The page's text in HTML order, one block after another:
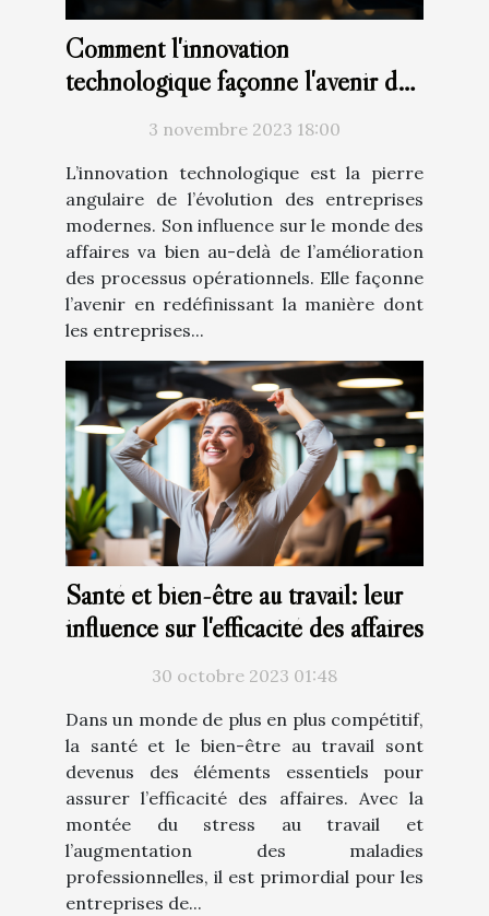
Comment l'innovation
technologique façonne l'avenir des
entreprises3 novembre 2023 18:00
L’innovation technologique est la pierre
angulaire de l’évolution des entreprises
modernes. Son influence sur le monde des
affaires va bien au-delà de l’amélioration
des processus opérationnels. Elle façonne
l’avenir en redéfinissant la manière dont
les entreprises...
Santé et bien-être au travail: leur
influence sur l'efficacité des affaires
30 octobre 2023 01:48
Dans un monde de plus en plus compétitif,
la santé et le bien-être au travail sont
devenus des éléments essentiels pour
assurer l’efficacité des affaires. Avec la
montée du stress au travail et
l’augmentation des maladies
professionnelles, il est primordial pour les
entreprises de...